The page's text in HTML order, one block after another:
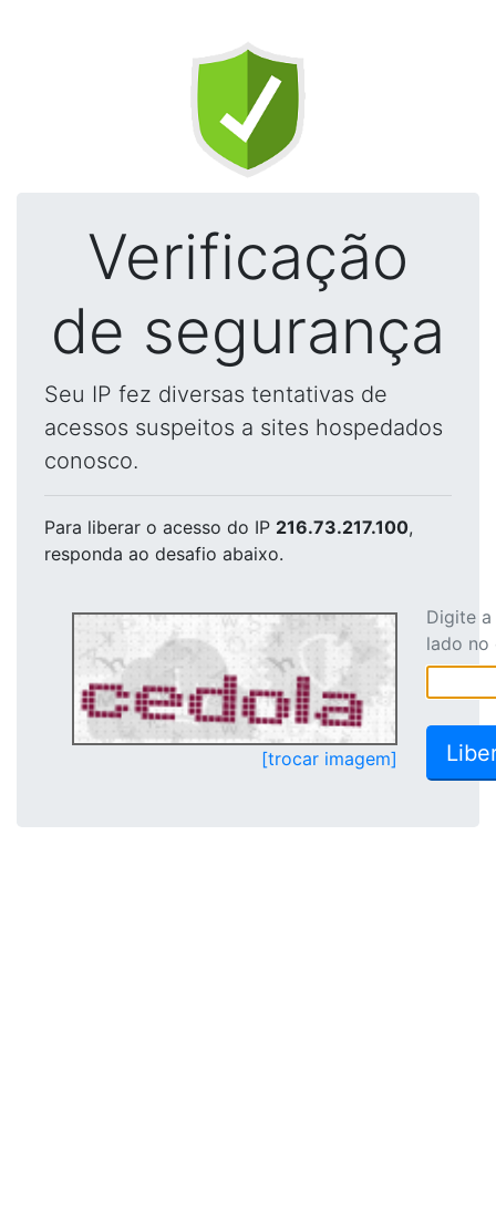
Verificação
de segurança
Seu IP fez diversas tentativas de
acessos suspeitos a sites hospedados
conosco.
Para liberar o acesso do IP 216.73.217.100,
responda ao desafio abaixo.
[trocar imagem]
Digite
lado no